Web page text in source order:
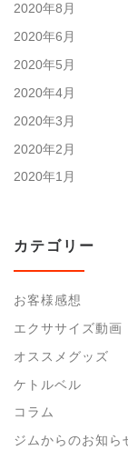
2020年8月
2020年6月
2020年5月
2020年4月
2020年3月
2020年2月
2020年1月
カテゴリー
お客様感想
エクササイズ動画
オススメグッズ
ケトルベル
コラム
ジムからのお知ら